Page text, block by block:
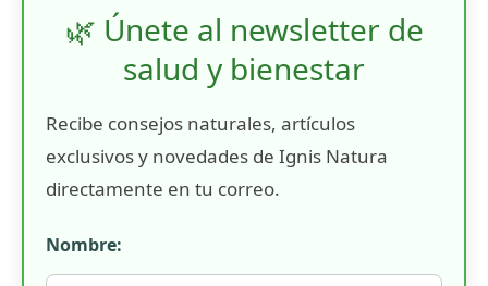
🌿 Únete al newsletter de
salud y bienestar
Recibe consejos naturales, artículos
exclusivos y novedades de Ignis Natura
directamente en tu correo.
Nombre: